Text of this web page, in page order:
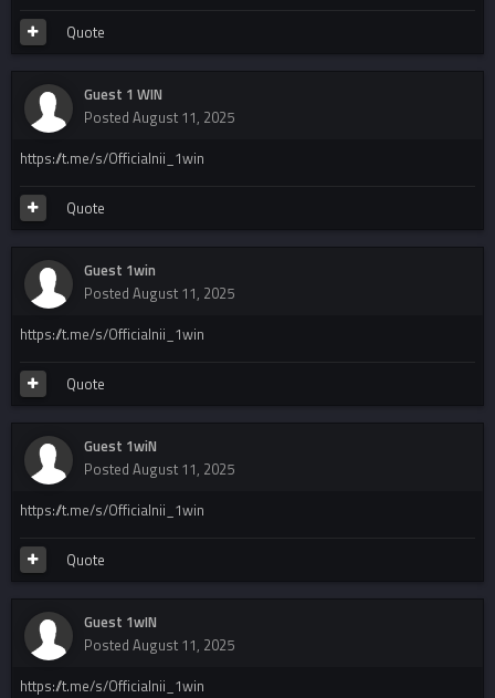
Quote
Guest 1 WIN
Posted August 11, 2025
https://t.me/s/Officialnii_1win
Quote
Guest 1win
Posted August 11, 2025
https://t.me/s/Officialnii_1win
Quote
Guest 1wiN
Posted August 11, 2025
https://t.me/s/Officialnii_1win
Quote
Guest 1wIN
Posted August 11, 2025
https://t.me/s/Officialnii_1win